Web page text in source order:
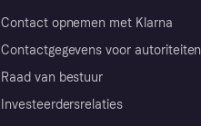
Contact opnemen met Klarna
Contactgegevens voor autoriteiten
Raad van bestuur
Investeerdersrelaties